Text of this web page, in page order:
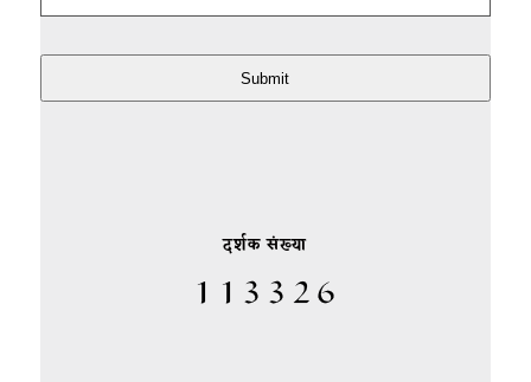
Submit
दर्शक संख्या